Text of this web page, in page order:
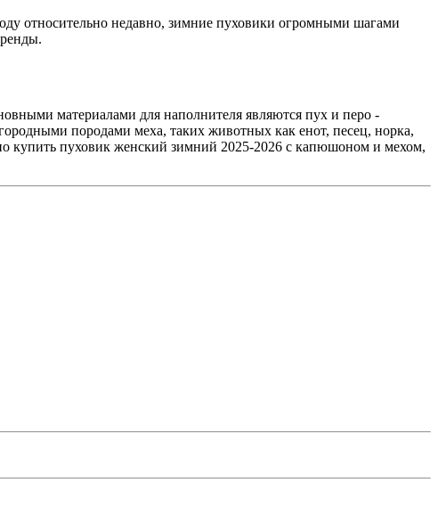
относительно недавно, зимние пуховики огромными шагами
материалами для наполнителя являются пух и перо -
породами меха, таких животных как енот, песец, норка,
купить пуховик женский зимний 2025-2026 с капюшоном и мехом,